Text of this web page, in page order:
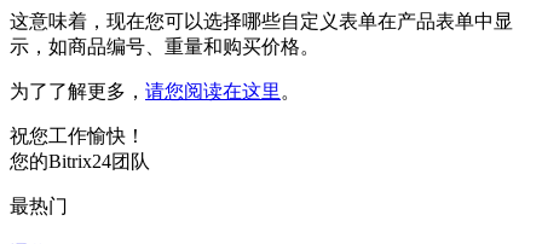
这意味着，现在您可以选择哪些自定义表单在产品表单中显
示，如商品编号、重量和购买价格。
为了了解更多， 请您阅读在这里。
祝您工作愉快！
您的Bitrix24团队
最热门